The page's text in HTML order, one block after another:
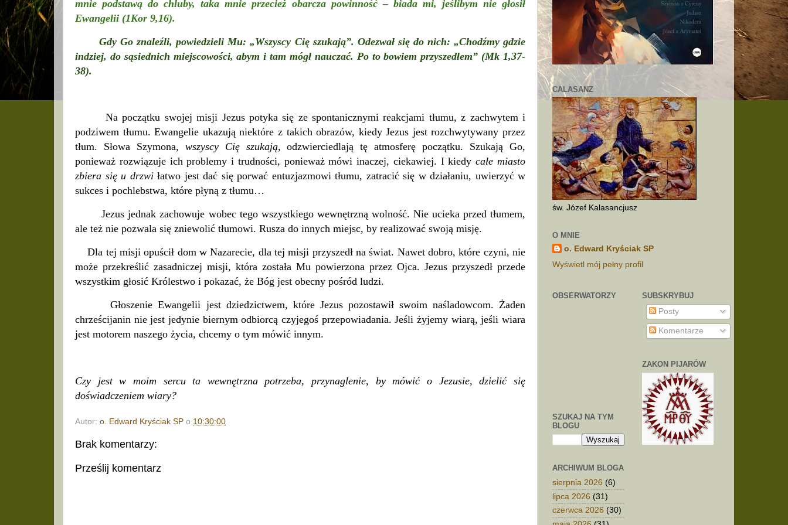
mnie podstawą do chluby, taka mnie przecież obarcza powinność – biada mi, jeślibym nie głosił
Ewangelii (1Kor 9,16).
Gdy Go znaleźli, powiedzieli Mu: „Wszyscy Cię szukają”. Odezwał się do nich: „Chodźmy gdzie
indziej, do sąsiednich miejscowości, abym i tam mógł nauczać. Po to bowiem przyszedłem” (Mk 1,37-
38).
Na początku swojej misji Jezus potyka się ze spontanicznymi reakcjami tłumu, z zachwytem i
podziwem tłumu. Ewangelie ukazują niektóre z takich obrazów, kiedy Jezus jest rozchwytywany przez
tłum. Słowa Szymona, wszyscy Cię szukają, odzwierciedlają tę atmosferę początku. Szukają Go,
ponieważ rozwiązuje ich problemy i trudności, ponieważ mówi inaczej, ciekawiej. I kiedycałe miasto
zbiera się u drzwiłatwo jest dać się porwać entuzjazmowi tłumu, zatracić się w działaniu, uwierzyć w
sukces i pochlebstwa, które płyną z tłumu…
Jezus jednak zachowuje wobec tego wszystkiego wewnętrzną wolność. Nie ucieka przed tłumem,
ale też nie pozwala się zniewolić tłumowi. Rusza do innych miejsc, by realizować swoją misję.
Dla tej misji opuścił dom w Nazarecie, dla tej misji przyszedł na świat. Nawet dobro, które czyni, nie
może przekreślić zasadniczej misji, która została Mu powierzona przez Ojca. Jezus przyszedł przede
wszystkim głosić Królestwo i pokazać, że Bóg jest obecny pośród ludzi.
Głoszenie Ewangelii jest dziedzictwem, które Jezus pozostawił swoim naśladowcom. Żaden
chrześcijanin nie jest jedynie biernym odbiorcą czyjegoś przepowiadania. Jeśli żyjemy wiarą, jeśli wiara
jest motorem naszego życia, chcemy o tym mówić innym.
Czy jest w moim sercu ta wewnętrzna potrzeba, przynaglenie, by mówić o Jezusie, dzielić się
doświadczeniem wiary?
Autor: o. Edward Kryściak SP o 10:30:00
Brak komentarzy:
Prześlij komentarz
CALASANZ
św. Józef Kalasancjusz
O MNIE
o. Edward Kryściak SP
Wyświetl mój pełny profil
OBSERWATORZY
SZUKAJ NA TYM
BLOGU
ARCHIWUM BLOGA
sierpnia 2026 (6)
lipca 2026 (31)
czerwca 2026 (30)
SUBSKRYBUJ
Posty
Komentarze
ZAKON PIJARÓW